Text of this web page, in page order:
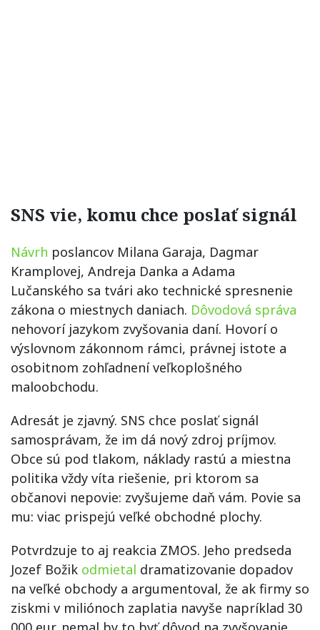
SNS vie, komu chce poslať signál
Návrh poslancov Milana Garaja, Dagmar
Kramplovej, Andreja Danka a Adama
Lučanského sa tvári ako technické spresnenie
zákona o miestnych daniach. Dôvodová správa
nehovorí jazykom zvyšovania daní. Hovorí o
výslovnom zákonnom rámci, právnej istote a
osobitnom zohľadnení veľkoplošného
maloobchodu.
Adresát je zjavný. SNS chce poslať signál
samosprávam, že im dá nový zdroj príjmov.
Obce sú pod tlakom, náklady rastú a miestna
politika vždy víta riešenie, pri ktorom sa
občanovi nepovie: zvyšujeme daň vám. Povie sa
mu: viac prispejú veľké obchodné plochy.
Potvrdzuje to aj reakcia ZMOS. Jeho predseda
Jozef Božik odmietal dramatizovanie dopadov
na veľké obchody a argumentoval, že ak firmy so
ziskmi v miliónoch zaplatia navyše napríklad 30